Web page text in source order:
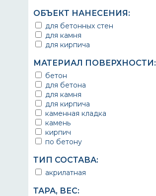
ОБЪЕКТ НАНЕСЕНИЯ:
для бетонных стен
для камня
для кирпича
МАТЕРИАЛ ПОВЕРХНОСТИ:
бетон
для бетона
для камня
для кирпича
каменная кладка
камень
кирпич
по бетону
ТИП СОСТАВА:
акрилатная
ТАРА, ВЕС: